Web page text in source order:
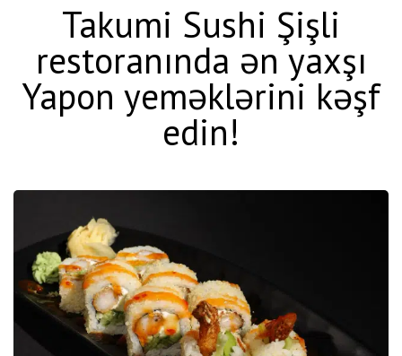
Takumi Sushi Şişli
restoranında ən yaxşı
Yapon yeməklərini kəşf
edin!